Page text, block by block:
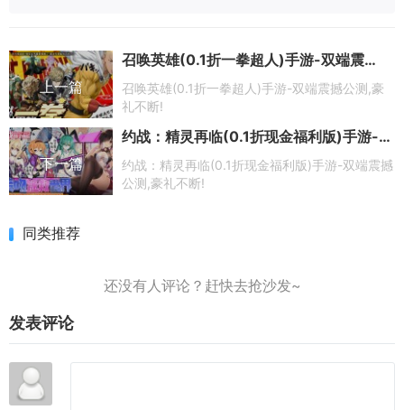
上一篇
召唤英雄(0.1折一拳超人)手游-双端震撼公测,豪礼不断!
召唤英雄(0.1折一拳超人)手游-双端震撼公测,豪
礼不断!
下一篇
约战：精灵再临(0.1折现金福利版)手游-双端震撼公测,豪礼不断!
约战：精灵再临(0.1折现金福利版)手游-双端震撼
公测,豪礼不断!
同类推荐
发表评论